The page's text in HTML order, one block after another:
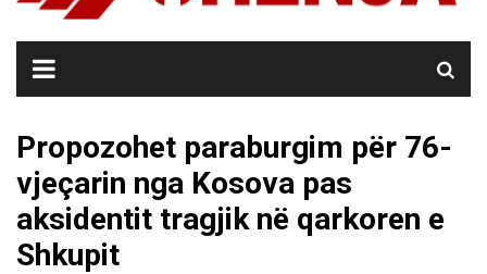
Propozohet paraburgim për 76-
vjeçarin nga Kosova pas
aksidentit tragjik në qarkoren e
Shkupit